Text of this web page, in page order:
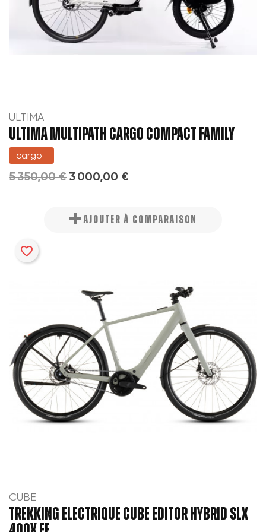
ULTIMA
ULTIMA MULTIPATH CARGO COMPACT FAMILY
cargo-
5 350,00 €3 000,00 €
AJOUTER À COMPARAISON
CUBE
TREKKING ELECTRIQUE CUBE EDITOR HYBRID SLX
favorite_border